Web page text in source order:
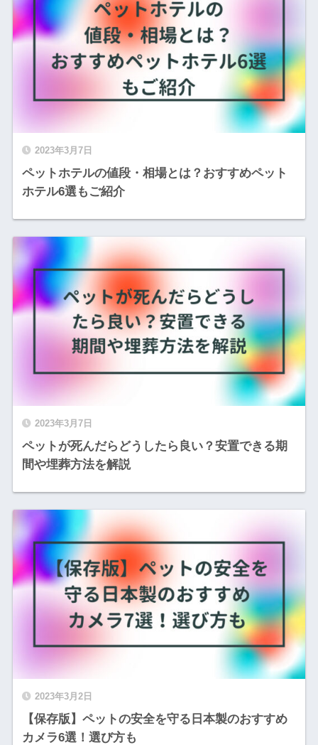
2023年3月7日
ペットホテルの値段・相場とは？おすすめペット
ホテル6選もご紹介
2023年3月7日
ペットが死んだらどうしたら良い？安置できる期
間や埋葬方法を解説
2023年3月2日
【保存版】ペットの安全を守る日本製のおすすめ
カメラ6選！選び方も